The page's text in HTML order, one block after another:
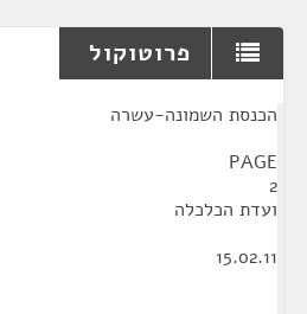
פרוטוקול
הכנסת השמונה-עשרה
PAGE
2
ועדת הכלכלה
15.02.11